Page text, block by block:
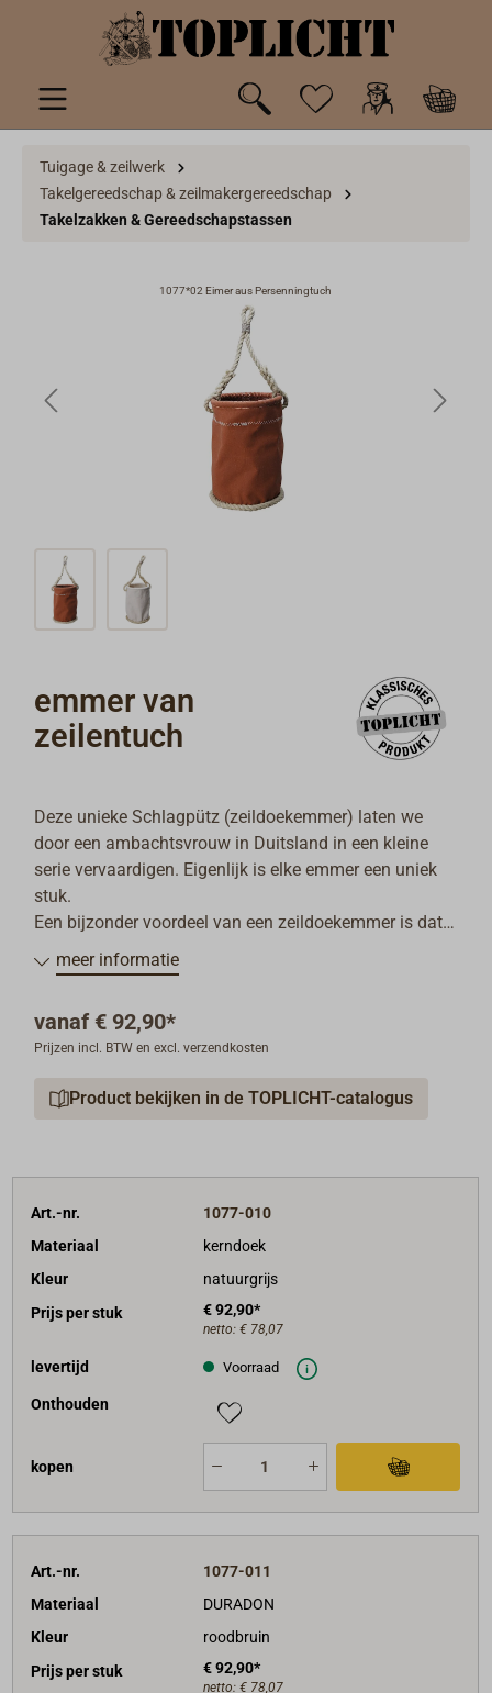
hoofdinhoud
Tuigage & zeilwerk
Takelgereedschap & zeilmakergereedschap
Takelzakken & Gereedschapstassen
1077*02 Eimer aus Persenningtuch
emmer van
zeilentuch
Deze unieke Schlagpütz (zeildoekemmer) laten we
door een ambachtsvrouw in Duitsland in een kleine
serie vervaardigen. Eigenlijk is elke emmer een uniek
stuk.
Een bijzonder voordeel van een zeildoekemmer is dat
bij het scheppen van buitenboord de boordwand en de
lak van het schip niet beschadigd kunnen worden.
Gemaakt van zeer sterk zeildoek, boven en onder met
Ingespleten touwhendel met ingenaaid oog.
of van lohkleurig (roodbruin) rotbestendig DURADON-
persenningdoek.
Diameter 20 cm, hoogte 28 cm.
meer informatie
vanaf € 92,90*
Prijzen incl. BTW en excl. verzendkosten
Product bekijken in de TOPLICHT-catalogus
Art.-nr.
1077-010
Materiaal
kerndoek
Kleur
natuurgrijs
Prijs per stuk
€ 92,90*
netto: € 78,07
levertijd Voorraad
Onthouden
kopen
Art.-nr.
1077-011
Materiaal
DURADON
Kleur
roodbruin
Prijs per stuk
€ 92,90*
netto: € 78,07